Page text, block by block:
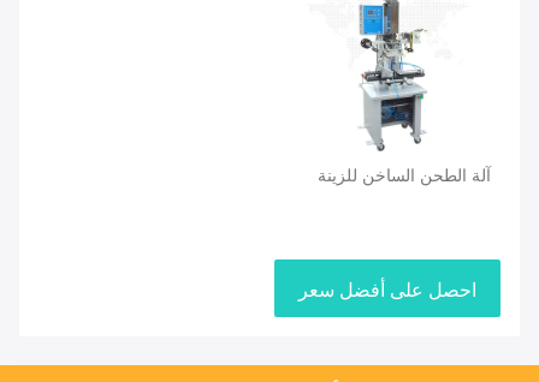
آلة الطحن الساخن للزينة
احصل على أفضل سعر